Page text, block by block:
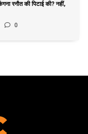
रनौत की पिटाई की? नहीं,
0